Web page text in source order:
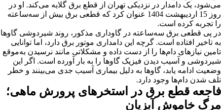
می‌شود، یک دامدار در نزدیکی تهران از قطع برق گلایه می‌کند. او در
روز 15 اردیبهشت 1404 عنوان کرد که قطعی برق بیش از سه‌ساعته
را تجربه کرده است.
در پی قطعی برق سه‌ساعته در گاوداری مذکور، روند شیردوشی گاوها
به تاخیر افتاده است. گرچه این دامداری موتور برق دارد، اما توانایی
تامین نیازهای دام‌ها را از دست داده و مشکلاتی مانند نرسیدن به‌موقع
شیردوشی و آسیب دیدن فیزیک گاوها را به بار آورده است. اگر این
وضعیت ادامه یابد، گاوها به دلیل بیماری آسیب جدی می‌بینند و خطر
تلف‌ شدن دام‌ها وجود دارد.
فاجعه قطع برق در استخرهای پرورش ماهی؛
مرگ خاموش آبزیان